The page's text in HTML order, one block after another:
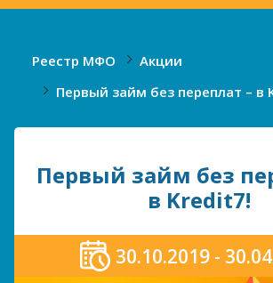
Реестр МФО
Акции
Первый займ без переплат – в
Первый займ без
в Kredit7!
30.10.2019 -